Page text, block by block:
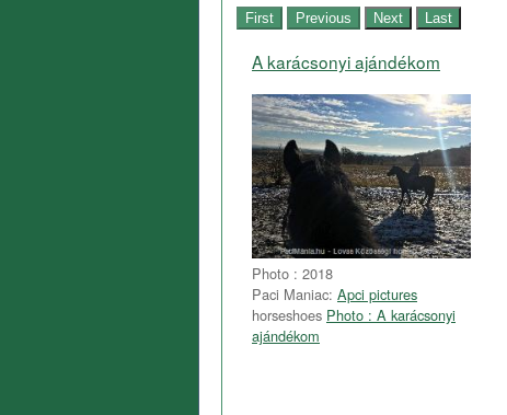
A karácsonyi ajándékom
Photo : 2018
Paci Maniac: Apci pictures
horseshoes Photo : A karácsonyi
ajándékom